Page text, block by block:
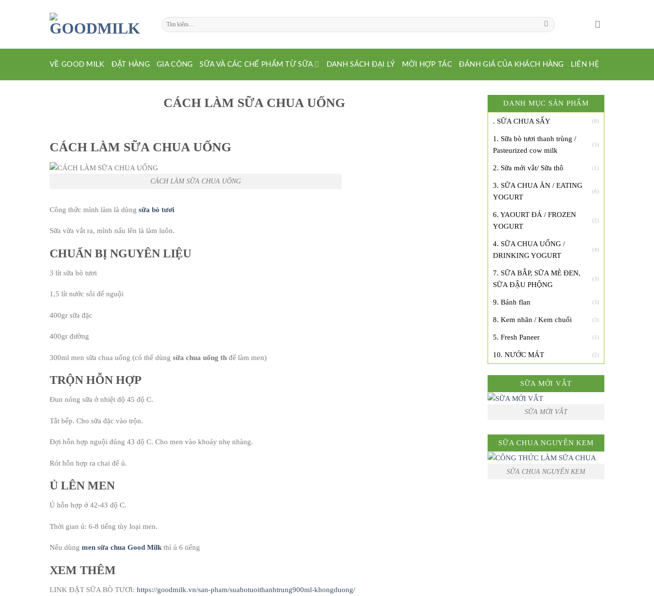
Tìm
kiếm:
VỀ GOOD MILK ĐẶT HÀNG GIA CÔNG SỮA VÀ CÁC CHẾ PHẨM TỪ SỮA DANH SÁCH ĐẠI LÝ MỜI HỢP TÁC ĐÁNH GIÁ CỦA KHÁCH HÀNG LIÊN HỆ
CÁCH LÀM SỮA CHUA UỐNG
CÁCH LÀM SỮA CHUA UỐNG
CÁCH LÀM SỮA CHUA UỐNG
Công thức mình làm là dùng sữa bò tươi
Sữa vừa vắt ra, mình nấu lên là làm luôn.
CHUẨN BỊ NGUYÊN LIỆU
3 lít sữa bò tươi
1,5 lít nước sôi để nguội
400gr sữa đặc
400gr đường
300ml men sữa chua uống (có thể dùng sữa chua uống th để làm men)
TRỘN HỖN HỢP
Đun nóng sữa ở nhiệt độ 45 độ C.
Tắt bếp. Cho sữa đặc vào trộn.
Đợi hỗn hợp nguội đúng 43 độ C. Cho men vào khoáy nhẹ nhàng.
Rót hỗn hợp ra chai để ủ.
Ủ LÊN MEN
Ủ hỗn hợp ở 42-43 độ C.
Thời gian ủ: 6-8 tiếng tùy loại men.
Nếu dùng men sữa chua Good Milkthì ủ 6 tiếng
XEM THÊM
LINK ĐẶT SỮA BÒ TƯƠI: https://goodmilk.vn/san-pham/suabotuoithanhtrung900ml-khongduong/
DANH MỤC SẢN PHẨM
. SỮA CHUA SẤY (8)
1. Sữa bò tươi thanh trùng /
Pasteurized cow milk
(5)
2. Sữa mới vắt/ Sữa thô (1)
3. SỮA CHUA ĂN / EATING
YOGURT
(6)
6. YAOURT ĐÁ / FROZEN
YOGURT
(2)
4. SỮA CHUA UỐNG /
DRINKING YOGURT
(4)
7. SỮA BẮP, SỮA MÈ ĐEN,
SỮA ĐẬU PHỘNG
(3)
9. Bánh flan (3)
8. Kem nhãn / Kem chuối (3)
5. Fresh Paneer (1)
10. NƯỚC MÁT (2)
SỮA MỚI VẮT
SỮA MỚI VẮT
SỮA CHUA NGUYÊN KEM
SỮA CHUA NGUYÊN KEM